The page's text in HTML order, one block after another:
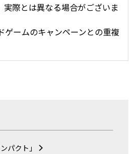
際とは異なる場合がございま
ゲームのキャンペーンとの重複
パクト」